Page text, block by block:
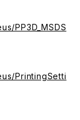
PP3D_MSDS
PrintingSetti